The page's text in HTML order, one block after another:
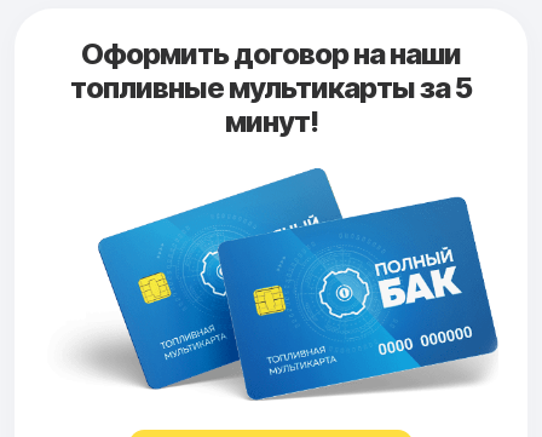
Оформить договор на наши
топливные мультикарты за 5
минут!